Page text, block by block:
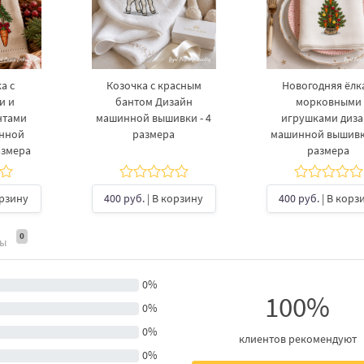
с
и
Козочка с красным
бантом Дизайн
машинной вышивки - 4
размера
400 руб. | В корзину
Новогодняя
морковными
игрушками
машинной
размера
400 руб. | В
0
0%
0%
0%
0%
100%
клиентов рекомендуют